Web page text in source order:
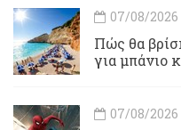
07/08/2026
Πώς θα
για μπάνιο
07/08/2026